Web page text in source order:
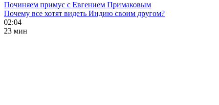
Починяем примус с Евгением Примаковым
Почему все хотят видеть Индию своим другом?
02:04
23 мин